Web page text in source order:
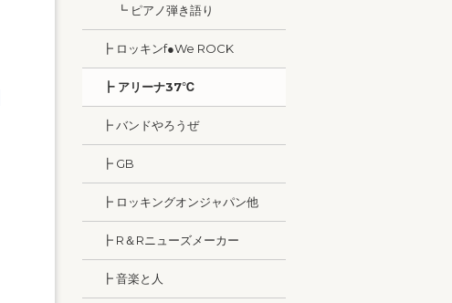
┗ ピアノ弾き語り
┣ ロッキンf●We ROCK
┣ アリーナ37℃
┣ バンドやろうぜ
┣ GB
┣ ロッキングオンジャパン他
┣ R＆Rニューズメーカー
┣ 音楽と人